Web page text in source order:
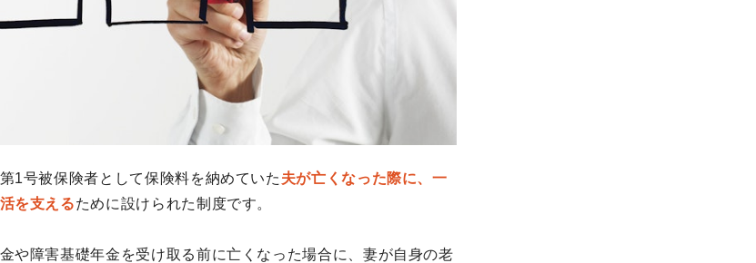
1号被保険者として保険料を納めていた 夫が亡くなった際に、一
を支えるために設けられた制度です。
や障害基礎年金を受け取る前に亡くなった場合に、妻が自身の老